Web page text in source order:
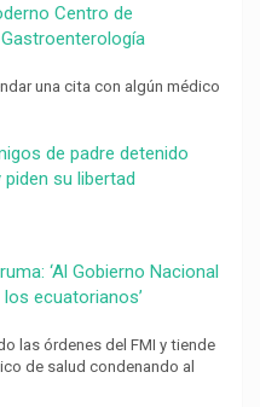
Centro de
una cita con algún médico
de padre detenido
su libertad
‘Al Gobierno Nacional
ecuatorianos’
las órdenes del FMI y tiende
de salud condenando al